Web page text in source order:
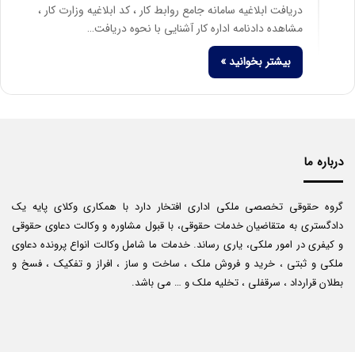
دریافت ابلاغیه سامانه جامع روابط کار ، کد ابلاغیه وزارت کار ،
مشاهده دادنامه اداره کار آشنایی با نحوه دریافت…
بیشتر بخوانید »
درباره ما
گروه حقوقی تخصصی ملکی اداری افتخار دارد با همکاری وکلای پایه یک
دادگستری به متقاضیان خدمات حقوقی، با قبول مشاوره و وکالت دعاوی حقوقی
و کیفری در امور ملکی، یاری رساند. خدمات ما شامل وکالت انواع پرونده دعاوی
ملکی و ثبتی ، خرید و فروش ملک ، ساخت و ساز ، افراز و تفکیک ، فسخ و
بطلان قرارداد ، سرقفلی ، تخلیه ملک و … می باشد.